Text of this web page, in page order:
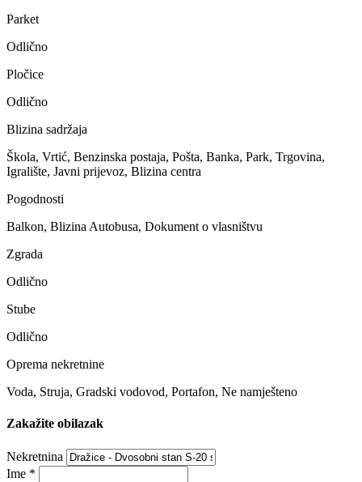
Parket
Odlično
Pločice
Odlično
Blizina sadržaja
Škola, Vrtić, Benzinska postaja, Pošta, Banka, Park, Trgovina,
Igralište, Javni prijevoz, Blizina centra
Pogodnosti
Balkon, Blizina Autobusa, Dokument o vlasništvu
Zgrada
Odlično
Stube
Odlično
Oprema nekretnine
Voda, Struja, Gradski vodovod, Portafon, Ne namješteno
Zakažite obilazak
Nekretnina
Ime *